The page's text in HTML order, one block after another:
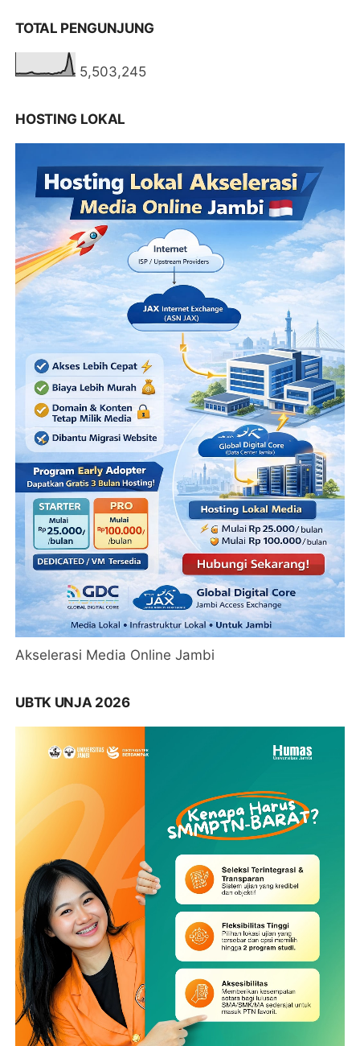
TOTAL PENGUNJUNG
5,503,245
HOSTING LOKAL
Akselerasi Media Online Jambi
UBTK UNJA 2026